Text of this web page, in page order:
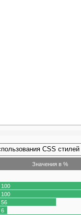
6
56
100
100
Значения в %
CSS стилей